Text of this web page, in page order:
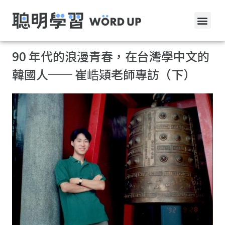
90 年代的浪漫青春，在台灣學中文的
韓國人── 崔峼熲老師專訪（下）